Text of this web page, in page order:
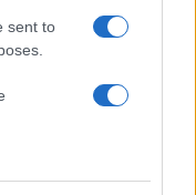
sent toπλοία.
Οργανισμό
Κόλπο, αν
με Ιράν,